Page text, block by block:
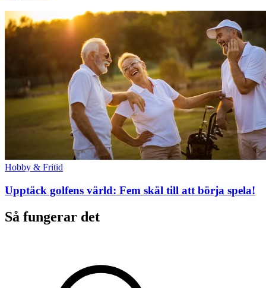
Hobby & Fritid
Upptäck golfens värld: Fem skäl till att börja spela!
Så fungerar det